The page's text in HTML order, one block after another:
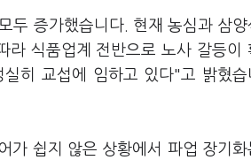
두 증가했습니다. 현재 농심과 삼양
라 식품업계 전반으로 노사 갈등이
히 교섭에 임하고 있다"고 밝혔습
가 쉽지 않은 상황에서 파업 장기화